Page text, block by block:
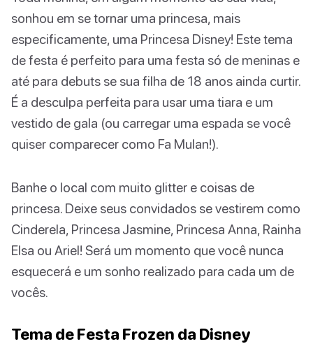
sonhou em se tornar uma princesa, mais
especificamente, uma Princesa Disney! Este tema
de festa é perfeito para uma festa só de meninas e
até para debuts se sua filha de 18 anos ainda curtir.
É a desculpa perfeita para usar uma tiara e um
vestido de gala (ou carregar uma espada se você
quiser comparecer como Fa Mulan!).
Banhe o local com muito glitter e coisas de
princesa. Deixe seus convidados se vestirem como
Cinderela, Princesa Jasmine, Princesa Anna, Rainha
Elsa ou Ariel! Será um momento que você nunca
esquecerá e um sonho realizado para cada um de
vocês.
Tema de Festa Frozen da Disney